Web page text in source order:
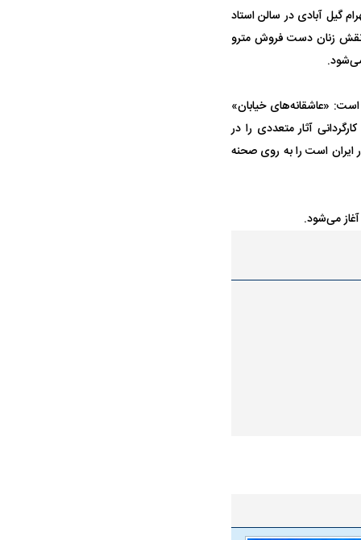
اواخر خرداد ماه سال ۱۳۹۸، با کارگردانی شهرام گیل آبادی در سالن استاد
در نقش زنان دست فروش مترو
«عاشقانه‌های خیابان»
آثار متعددی را در
ایران است را به روی صحنه